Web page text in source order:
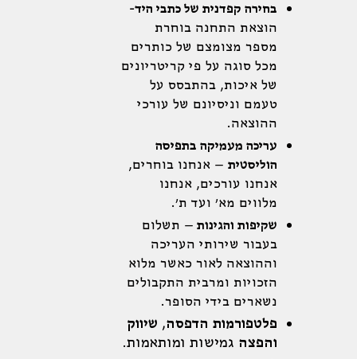
בחירה קפדנית של כתבי היד-
הוצאת התחנה בוחרת
מספר מצומצם של כותרים
מכל סוגה על פי קריטריונים
של איכות, בהתבסס על
טעמם וניסיונם של עורכי
ההוצאה.
עריכה מעמיקה בתפיסה
הוליסטית – אנחנו בוחרים,
אנחנו עורכים, אנחנו
מלווים מא' ועד ת'.
שקיפות והגינות – תשלום
בעבור שירותי העריכה
וההוצאה לאור כאשר מלוא
הזכויות ומרבית התקבולים
נשארים בידי הסופר.
פלטפורמות הדפסה, שיווק
והפצה גמישות ומותאמות.